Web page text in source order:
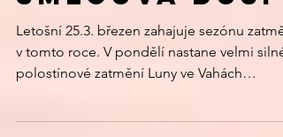
zatmění
SMLOUVA DUŠÍ